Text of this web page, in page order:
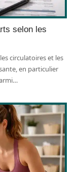
selon les
circulatoires et les
en particulier
…